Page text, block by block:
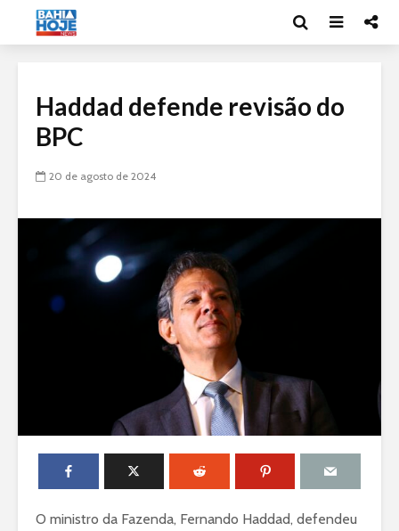
Haddad defende revisão do
BPC
20 de agosto de 2024
O ministro da Fazenda, Fernando Haddad, defendeu